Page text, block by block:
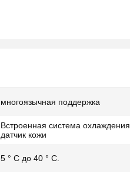
многоязычная поддержка
Встроенная система охлаждения,
датчик кожи
5 ° C до 40 ° C.